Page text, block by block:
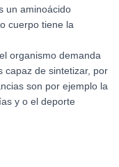
un aminoácido
cuerpo tiene la
organismo demanda
capaz de sintetizar, por
son por ejemplo la
y o el deporte